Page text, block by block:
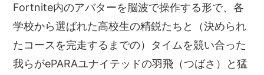
Fortnite内のアバターを脳波で操作する形で、各
学校から選ばれた高校生の精鋭たちと（決められ
たコースを完走するまでの）タイムを競い合った
我らがePARAユナイテッドの羽飛（つばさ）と猛